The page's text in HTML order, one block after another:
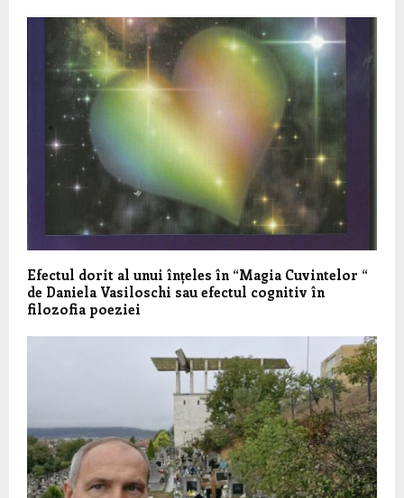
Efectul dorit al unui înțeles în “Magia Cuvintelor “
de Daniela Vasiloschi sau efectul cognitiv în
filozofia poeziei